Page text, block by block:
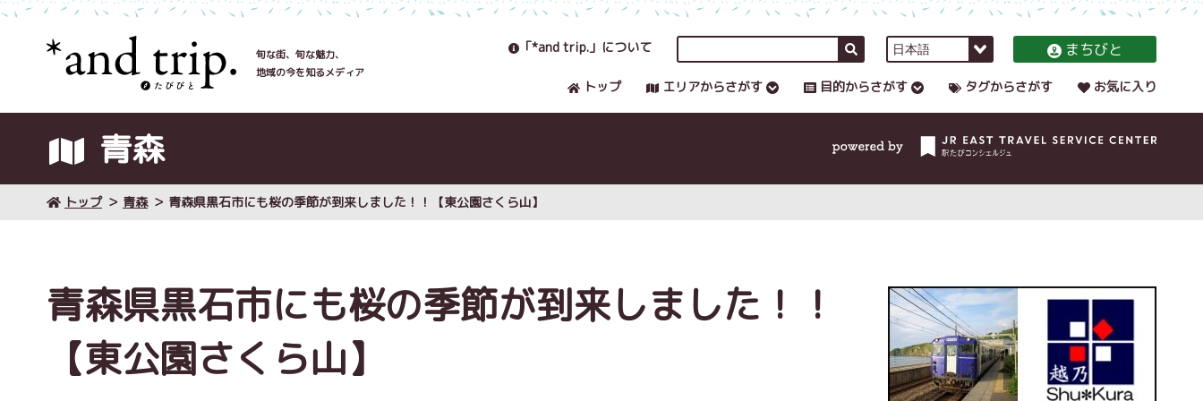
旬な街、旬な魅力、
地域の今を知るメディア
「*and trip.」について まちびと
トップ エリアからさがす 目的からさがす タグからさがす お気に入り
青森
トップ 青森 青森県黒石市にも桜の季節が到来しました！！【東公園さくら山】
青森県黒石市にも桜の季節が到来しました！！
【東公園さくら山】